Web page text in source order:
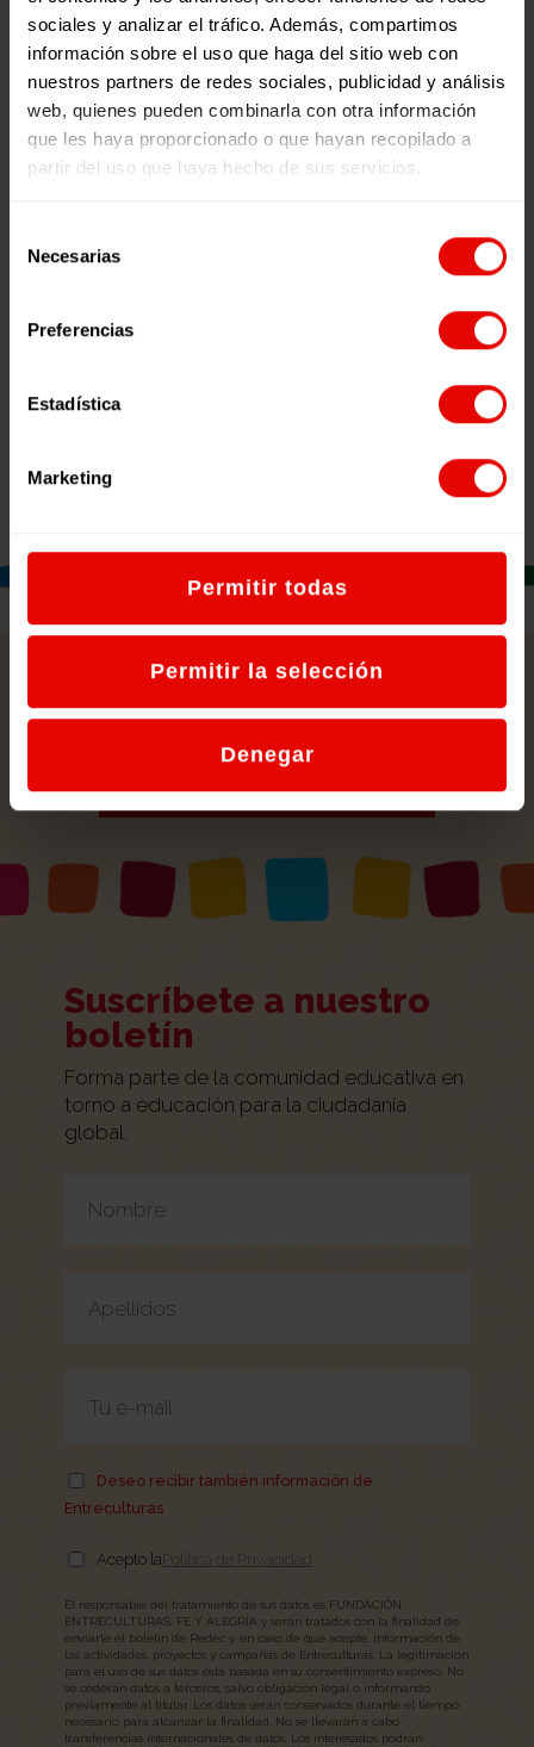
sociales y analizar el tráfico. Además, compartimos
información sobre el uso que haga del sitio web con
nuestros partners de redes sociales, publicidad y análisis
web, quienes pueden combinarla con otra información
que les haya proporcionado o que hayan recopilado a
partir del uso que haya hecho de sus servicios.
Necesarias
Preferencias
Estadística
Marketing
Permitir todas
Permitir la selección
Denegar
22/23
SUSCRIBIR
Síguenos en las redes
convocatorias encuentros
celebraciones actos asambleas
VER TODAS LAS NOTICIAS
Suscríbete a nuestro
boletín
Forma parte de la comunidad educativa en
torno a educación para la ciudadanía
global.
Deseo recibir también información de
Entreculturas
Acepto laPolítica de Privacidad
El responsable del tratamiento de sus datos es FUNDACIÓN
ENTRECULTURAS, FE Y ALEGRÍA y serán tratados con la finalidad de
enviarle el boletín de Redec y, en caso de que acepte, información de
las actividades, proyectos y campañas de Entreculturas. La legitimación
para el uso de sus datos está basada en su consentimiento expreso. No
se cederán datos a terceros, salvo obligación legal o informando
previamente al titular. Los datos serán conservados durante el tiempo
necesario para alcanzar la finalidad. No se llevarán a cabo
transferencias internacionales de datos. Los interesados podrán